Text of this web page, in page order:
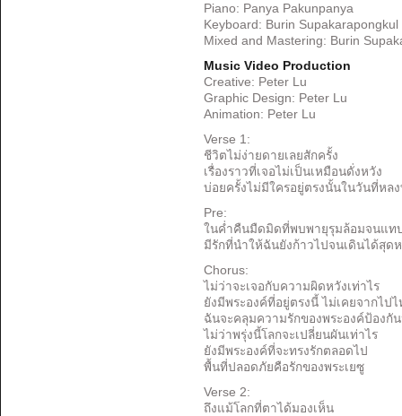
Piano: Panya Pakunpanya
Keyboard: Burin Supakarapongkul
Mixed and Mastering: Burin
Music Video Production
Creative: Peter Lu
Graphic Design: Peter Lu
Animation: Peter Lu
Verse 1:
ชีวิตไม่ง่ายดายเลยสักครั้ง
เรื่องราวที่เจอไม่เป็นเหมือนดั่งหวัง
บ่อยครั้งไม่มีใครอยู่ตรงนั้นในวันที่หล
Pre:
ในค่ำคืนมืดมิดที่พบพายุรุมล้อมจนแท
มีรักที่นำให้ฉันยังก้าวไปจนเดินได้สุด
Chorus:
ไม่ว่าจะเจอกับความผิดหวังเท่าไร
ยังมีพระองค์ที่อยู่ตรงนี้ ไม่เคยจากไป
ฉันจะคลุมความรักของพระองค์ป้องกั
ไม่ว่าพรุ่งนี้โลกจะเปลี่ยนผันเท่าไร
ยังมีพระองค์ที่จะทรงรักตลอดไป
พื้นที่ปลอดภัยคือรักของพระเยซู
Verse 2:
ถึงแม้โลกที่ตาได้มองเห็น